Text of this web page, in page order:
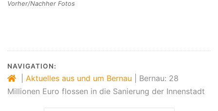
Vorher/Nachher Fotos
NAVIGATION:
Aktuelles aus und um Bernau
Bernau: 28
Millionen Euro flossen in die Sanierung der Innenstadt